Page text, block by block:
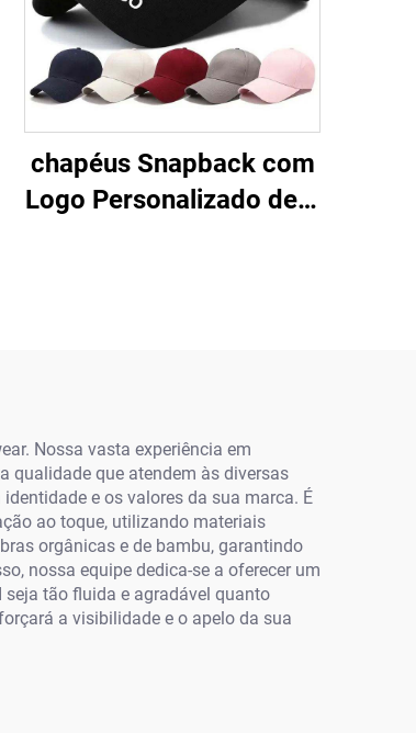
chapéus Snapback com
Logo Personalizado de 6
Nossa vasta experiência em
qualidade que atendem às diversas
e os valores da sua marca. É
ao toque, utilizando materiais
orgânicas e de bambu, garantindo
nossa equipe dedica-se a oferecer um
seja tão fluida e agradável quanto
a visibilidade e o apelo da sua